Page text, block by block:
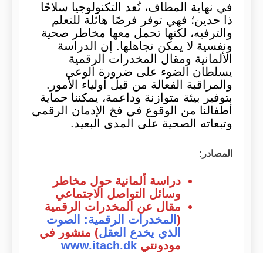
في نهاية المطاف، تُعد التكنولوجيا سلاحًا
ذا حدين؛ فهي توفر فرصًا هائلة للتعلم
والترفيه، لكنها تحمل معها مخاطر صحية
ونفسية لا يمكن تجاهلها. إن الدراسة
الألمانية ومقال المخدرات الرقمية
يسلطان الضوء على ضرورة الوعي
والمراقبة الفعالة من قبل أولياء الأمور.
بتوفير بيئة متوازنة وداعمة، يمكننا حماية
أطفالنا من الوقوع في فخ الإدمان الرقمي
وتبعاته الصحية على المدى البعيد.
المصادر:
دراسة ألمانية حول مخاطر
وسائل التواصل الاجتماعي
مقال عن المخدرات الرقمية
( المخدرات الرقمية: الصوت
الذي يخدع العقل) منشور في
مودونتي www.itach.dk